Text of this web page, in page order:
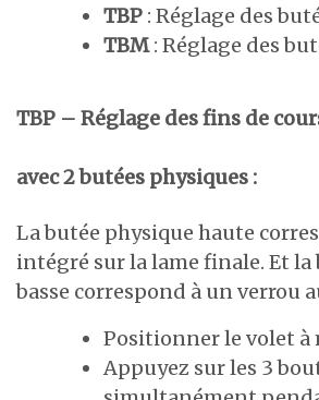
TBP : Réglage des
TBM: Réglage des
TBP – Réglage des fins de
avec 2 butées physiques :
La butée physique haute
intégré sur la lame finale. Et la
basse correspond à un verrou
Positionner le volet à
Appuyez sur les 3